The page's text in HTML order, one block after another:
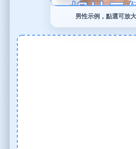
男性示例，點選可放大